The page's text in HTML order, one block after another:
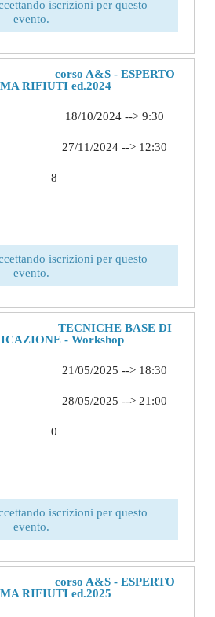
iscrizioni per questo
evento.
corso A&S - ESPERTO
RIFIUTI ed.2024
18/10/2024 --> 9:30
27/11/2024 --> 12:30
8
iscrizioni per questo
evento.
TECNICHE BASE DI
- Workshop
21/05/2025 --> 18:30
28/05/2025 --> 21:00
0
iscrizioni per questo
evento.
corso A&S - ESPERTO
RIFIUTI ed.2025